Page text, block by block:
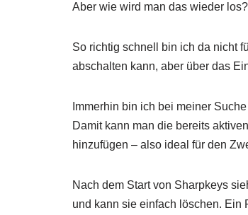
Aber wie wird man das wieder los?
So richtig schnell bin ich da nicht
abschalten kann, aber über das
Immerhin bin ich bei meiner
Damit kann man die bereits
hinzufügen – also ideal für den
Nach dem Start von Sharpkeys
und kann sie einfach löschen. Ein